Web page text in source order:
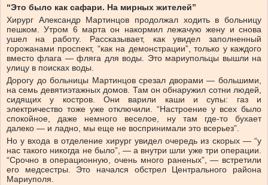
“Это было как сафари. На мирных жителей”
Хирург Александр Мартинцов продолжал ходить в больницу
пешком. Утром 6 марта он накормил лежачую жену и снова
ушел на работу. Рассказывает, как увидел заполненный
горожанами проспект, “как на демонстрации”, только у каждого
вместо флага — фляга для воды. Это мариупольцы вышли на
улицу в поисках воды.
Дорогу до больницы Мартинцов срезал дворами — большими,
на семь девятиэтажных домов. Там он обнаружил сотни людей,
сидящих у костров. Они варили каши и супы: газ и
электричество тоже уже отключили. “Настроение у всех было
спокойное, даже немного веселое, ну там где-то бухает
далеко — и ладно, мы еще не воспринимали это всерьез”.
Но у входа в отделение хирург увидел очередь из скорых — “у
нас такого никогда не было”, — а внутри шли уже три операции.
“Срочно в операционную, очень много раненых”, — встретили
его медсестры. Это начался обстрел Центрального района
Мариуполя.